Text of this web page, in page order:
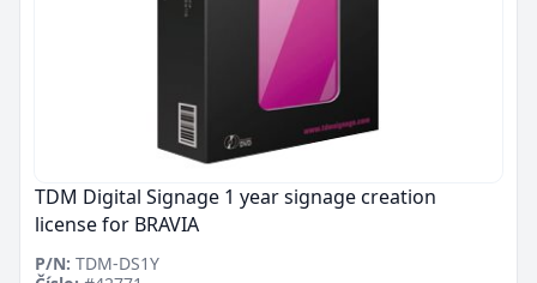
TDM Digital Signage 1 year signage creation
license for BRAVIA
P/N: TDM-DS1Y